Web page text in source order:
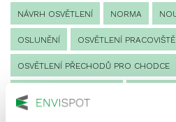
NÁVRH OSVĚTLENÍ NORMA
OSLUNĚNÍ OSVĚTLENÍ PRACOVIŠTĚ
OSVĚTLENÍ PŘECHODŮ PRO CHODCE